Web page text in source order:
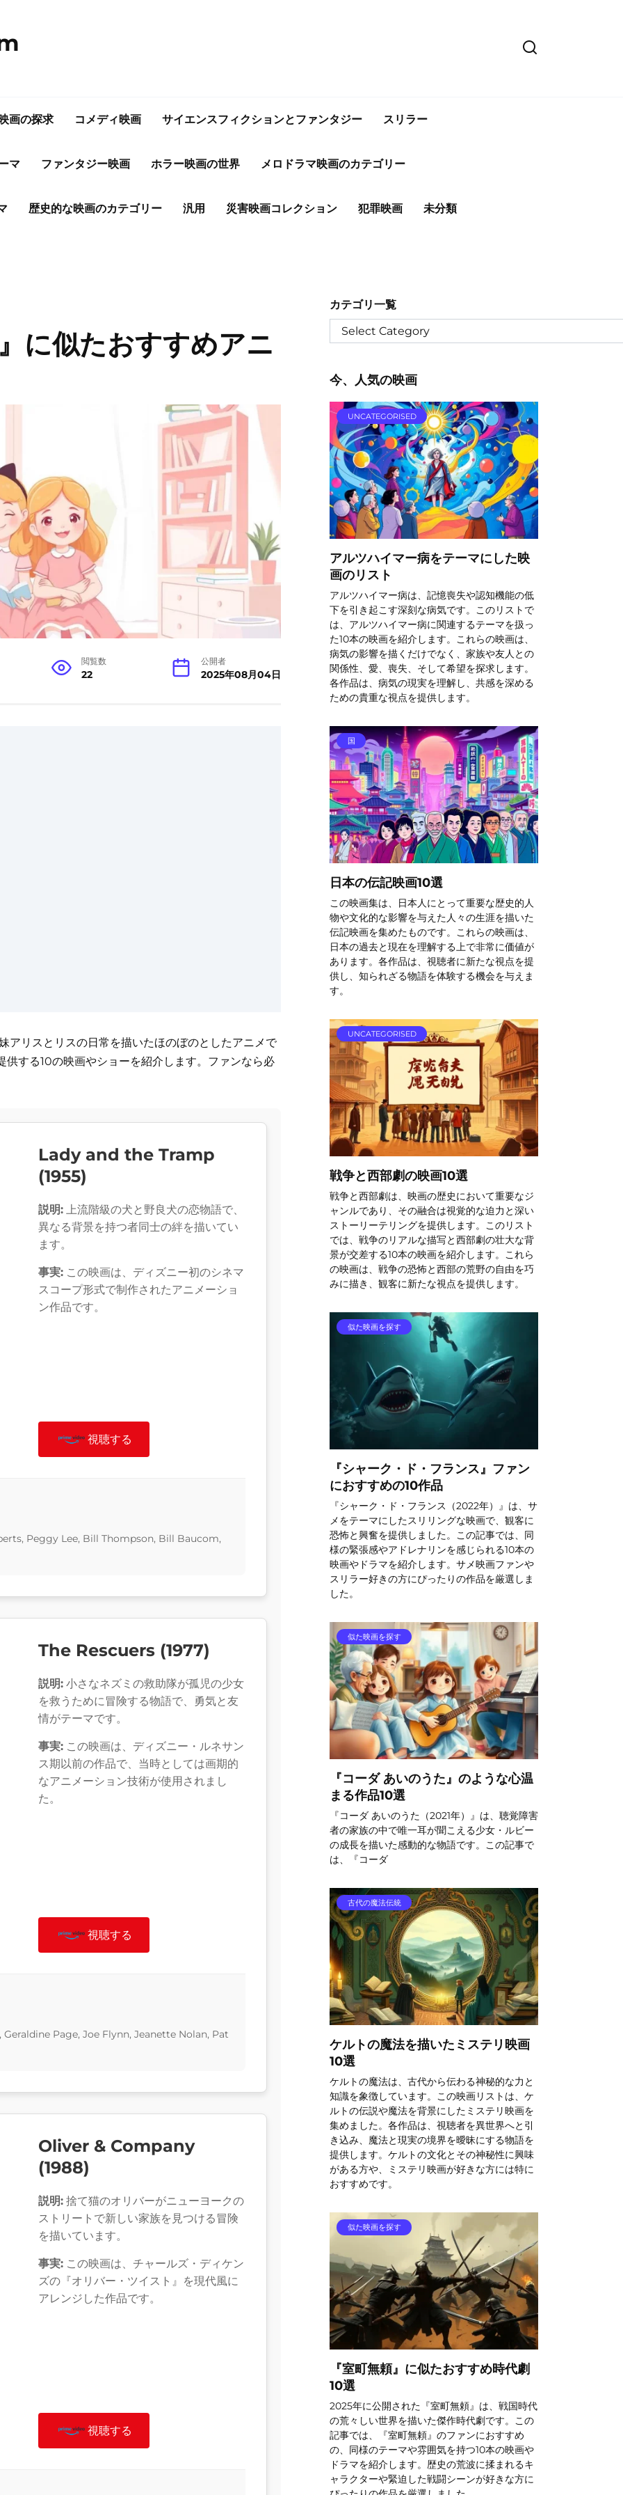
画の探求 コメディ映画 サイエンスフィクションとファンタジー スリラー
マ ファンタジー映画 ホラー映画の世界 メロドラマ映画のカテゴリー
歴史的な映画のカテゴリー 汎用 災害映画コレクション 犯罪映画 未分類
に似たおすすめアニ
閲覧数
22
公開者
2025年08月04日
アリスとリスの日常を描いたほのぼのとしたアニメで
する10の映画やショーを紹介します。ファンなら必
Lady and the Tramp
(1955)
説明: 上流階級の犬と野良犬の恋物語で、
異なる背景を持つ者同士の絆を描いてい
ます。
事実: この映画は、ディズニー初のシネマ
スコープ形式で制作されたアニメーショ
ン作品です。
視聴する
Peggy Lee, Bill Thompson, Bill Baucom,
The Rescuers (1977)
説明: 小さなネズミの救助隊が孤児の少女
を救うために冒険する物語で、勇気と友
情がテーマです。
事実: この映画は、ディズニー・ルネサン
ス期以前の作品で、当時としては画期的
なアニメーション技術が使用されまし
た。
視聴する
Page, Joe Flynn, Jeanette Nolan, Pat
Oliver & Company
(1988)
説明: 捨て猫のオリバーがニューヨークの
ストリートで新しい家族を見つける冒険
を描いています。
事実: この映画は、チャールズ・ディケン
ズの『オリバー・ツイスト』を現代風に
アレンジした作品です。
視聴する
カテゴリ一覧
今、人気の映画
UNCATEGORISED
アルツハイマー病をテーマにした映
画のリスト
アルツハイマー病は、記憶喪失や認知機能の低
下を引き起こす深刻な病気です。このリストで
は、アルツハイマー病に関連するテーマを扱っ
た10本の映画を紹介します。これらの映画は、
病気の影響を描くだけでなく、家族や友人との
関係性、愛、喪失、そして希望を探求します。
各作品は、病気の現実を理解し、共感を深める
ための貴重な視点を提供します。
国
日本の伝記映画10選
この映画集は、日本人にとって重要な歴史的人
物や文化的な影響を与えた人々の生涯を描いた
伝記映画を集めたものです。これらの映画は、
日本の過去と現在を理解する上で非常に価値が
あります。各作品は、視聴者に新たな視点を提
供し、知られざる物語を体験する機会を与えま
す。
UNCATEGORISED
戦争と西部劇の映画10選
戦争と西部劇は、映画の歴史において重要なジ
ャンルであり、その融合は視覚的な迫力と深い
ストーリーテリングを提供します。このリスト
では、戦争のリアルな描写と西部劇の壮大な背
景が交差する10本の映画を紹介します。これら
の映画は、戦争の恐怖と西部の荒野の自由を巧
みに描き、観客に新たな視点を提供します。
似た映画を探す
『シャーク・ド・フランス』ファン
におすすめの10作品
『シャーク・ド・フランス（2022年）』は、サ
メをテーマにしたスリリングな映画で、観客に
恐怖と興奮を提供しました。この記事では、同
様の緊張感やアドレナリンを感じられる10本の
映画やドラマを紹介します。サメ映画ファンや
スリラー好きの方にぴったりの作品を厳選しま
した。
似た映画を探す
『コーダ あいのうた』のような心温
まる作品10選
『コーダ あいのうた（2021年）』は、聴覚障害
者の家族の中で唯一耳が聞こえる少女・ルビー
の成長を描いた感動的な物語です。この記事で
は、『コーダ
古代の魔法伝統
ケルトの魔法を描いたミステリ映画
10選
ケルトの魔法は、古代から伝わる神秘的な力と
知識を象徴しています。この映画リストは、ケ
ルトの伝説や魔法を背景にしたミステリ映画を
集めました。各作品は、視聴者を異世界へと引
き込み、魔法と現実の境界を曖昧にする物語を
提供します。ケルトの文化とその神秘性に興味
がある方や、ミステリ映画が好きな方には特に
おすすめです。
似た映画を探す
『室町無頼』に似たおすすめ時代劇
10選
2025年に公開された『室町無頼』は、戦国時代
の荒々しい世界を描いた傑作時代劇です。この
記事では、『室町無頼』のファンにおすすめ
の、同様のテーマや雰囲気を持つ10本の映画や
ドラマを紹介します。歴史の荒波に揉まれるキ
ャラクターや緊迫した戦闘シーンが好きな方に